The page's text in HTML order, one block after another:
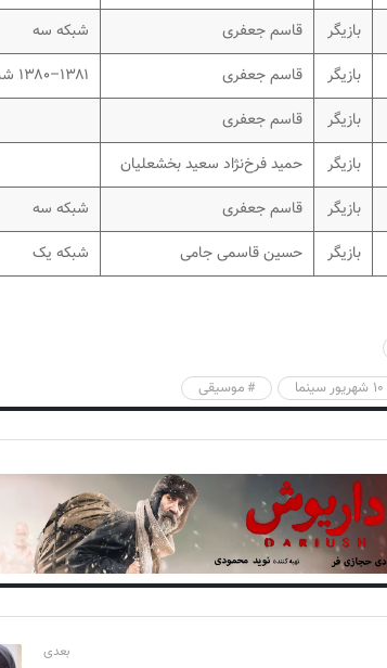
بازیگر قاسم جعفری
شبکه سه
بازیگر قاسم جعفری
۱۳۸۱–۱۳۸۰ شبکه سه
بازیگر
قاسم جعفری
بازیگر
حمید فرخ‌نژاد سعید بخشعلیان
بازیگر قاسم جعفری
شبکه سه
بازیگر حسین قاسمی جامی شبکه یک
موسیقی
بعدی